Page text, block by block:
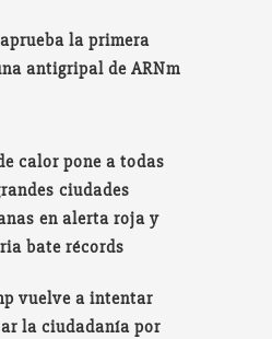
la primera
antigripal de ARNm
calor pone a todas
ciudades
en alerta roja y
bate récords
vuelve a intentar
la ciudadanía por